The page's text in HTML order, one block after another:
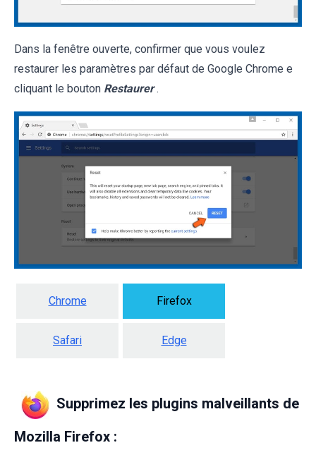
Dans la fenêtre ouverte, confirmer que vous voulez
restaurer les paramètres par défaut de Google Chrome e
cliquant le bouton Restaurer .
Chrome Firefox
Safari Edge
Supprimez les plugins malveillants de
Mozilla Firefox :